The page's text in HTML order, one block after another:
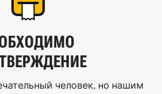
человек, но нашим